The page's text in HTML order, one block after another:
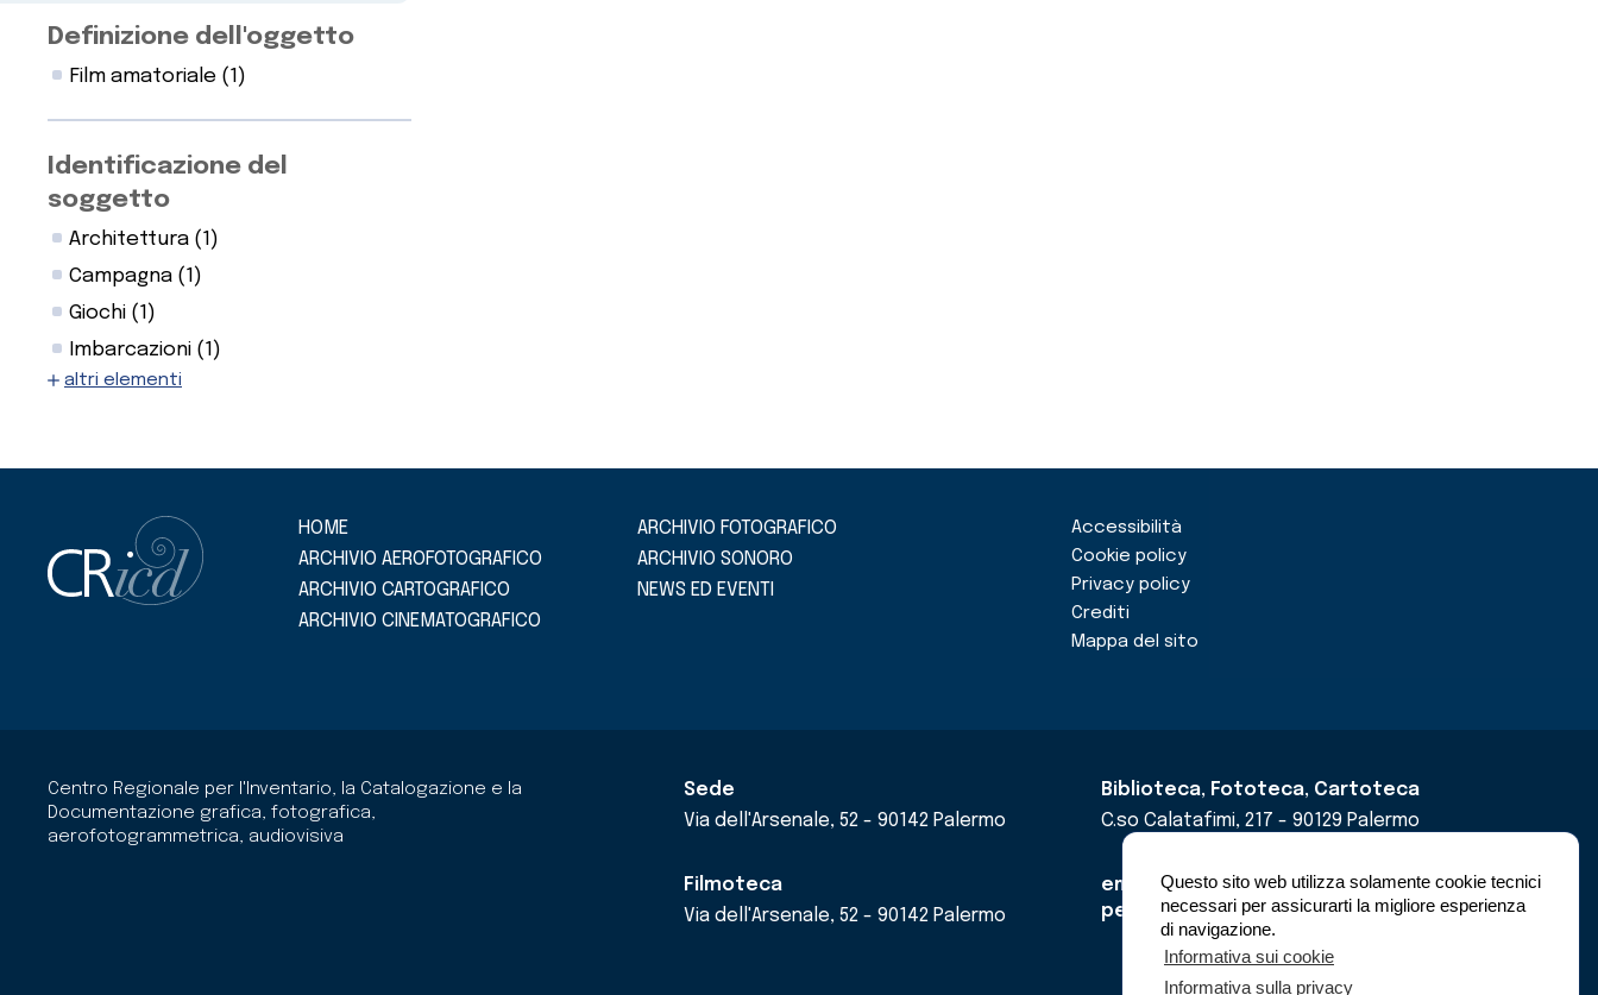
Questo sito web utilizza solamente cookie tecnici
necessari per assicurarti la migliore esperienza
di navigazione.
Informativa sui cookie
Informativa sulla privacy
Definizione dell'oggetto
Film amatoriale (1)
Identificazione del
soggetto
Architettura (1)
Campagna (1)
Giochi (1)
Imbarcazioni (1)
altri elementi
HOME
ARCHIVIO AEROFOTOGRAFICO
ARCHIVIO CARTOGRAFICO
ARCHIVIO CINEMATOGRAFICO
ARCHIVIO FOTOGRAFICO
ARCHIVIO SONORO
NEWS ED EVENTI
Accessibilità
Cookie policy
Privacy policy
Crediti
Mappa del sito
Centro Regionale per l'Inventario, la Catalogazione e la
Documentazione grafica, fotografica,
aerofotogrammetrica, audiovisiva
Sede
Via dell'Arsenale, 52 - 90142 Palermo
Biblioteca, Fototeca, Cartoteca
C.so Calatafimi, 217 - 90129 Palermo
Filmoteca
Via dell'Arsenale, 52 - 90142 Palermo
email
cricd@regione.sicilia.it
pec
cricdsicilia@pec.it